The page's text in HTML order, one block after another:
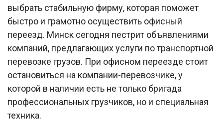
выбрать стабильную фирму, которая поможет
быстро и грамотно осуществить офисный
переезд. Минск сегодня пестрит объявлениями
компаний, предлагающих услуги по транспортной
перевозке грузов. При офисном переезде стоит
остановиться на компании-перевозчике, у
которой в наличии есть не только бригада
профессиональных грузчиков, но и специальная
техника.